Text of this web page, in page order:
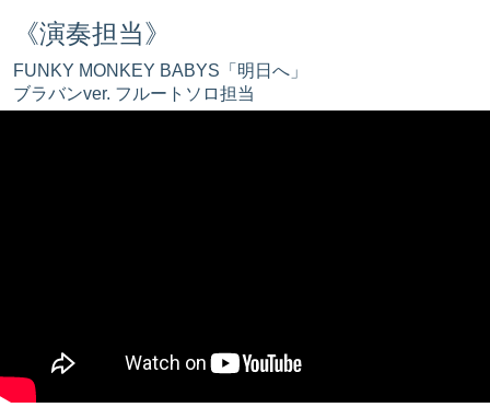
《演奏担当》
FUNKY MONKEY BABYS「明日へ」
ブラバンver. フルートソロ担当